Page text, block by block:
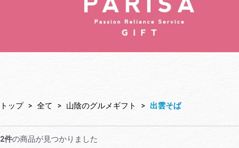
トップ > 全て > 山陰のグルメギフト > 出雲そば
2件の商品が見つかりました